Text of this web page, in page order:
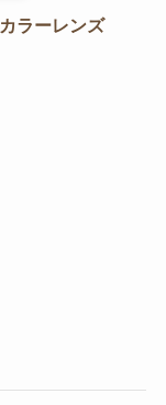
ラーレンズ